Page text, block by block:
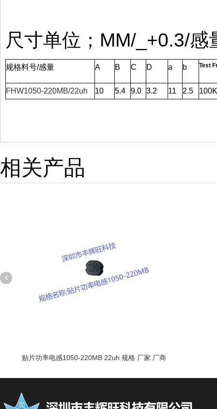
尺寸单位；MM/_+0.3/感
规格料号/感量 A B C D a b Test
FHW1050-220MB/22uh 10 5.4 9.0 3.2 11 2.5
相关产品
贴片功率电感1050-220MB 22uh 规格 厂家 厂商